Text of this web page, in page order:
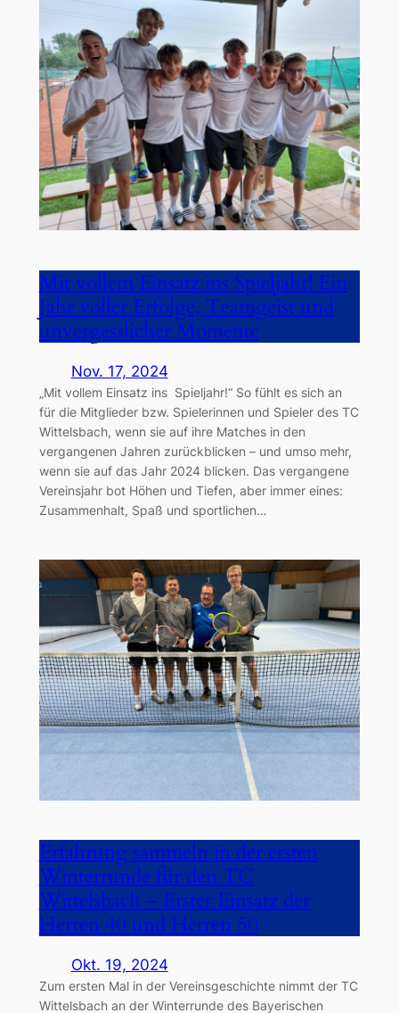
Mit vollem Einsatz ins Spieljahr! Ein
Jahr voller Erfolge, Teamgeist und
unvergesslicher Momente
Nov. 17, 2024
„Mit vollem Einsatz ins Spieljahr!“ So fühlt es sich an
für die Mitglieder bzw. Spielerinnen und Spieler des TC
Wittelsbach, wenn sie auf ihre Matches in den
vergangenen Jahren zurückblicken – und umso mehr,
wenn sie auf das Jahr 2024 blicken. Das vergangene
Vereinsjahr bot Höhen und Tiefen, aber immer eines:
Zusammenhalt, Spaß und sportlichen…
Erfahrung sammeln in der ersten
Winterrunde für den TC
Wittelsbach – Erster Einsatz der
Herren 40 und Herren 50
Okt. 19, 2024
Zum ersten Mal in der Vereinsgeschichte nimmt der TC
Wittelsbach an der Winterrunde des Bayerischen